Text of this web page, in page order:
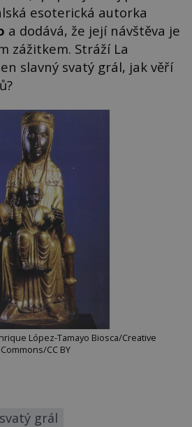
esoterická autorka
a dodává, že její návštěva je
zážitkem. Stráží La
slavný svatý grál, jak věří
López-Tamayo Biosca/Creative
Commons/CC BY
svatý grál